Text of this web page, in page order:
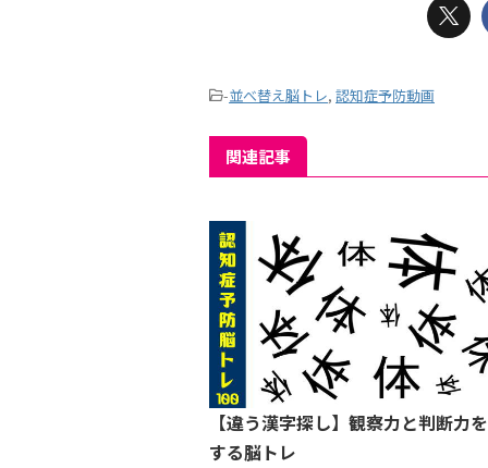
-並べ替え脳トレ, 認知症予防動画
関連記事
【違う漢字探し】観察力と判断力
する脳トレ